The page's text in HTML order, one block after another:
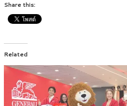
Share this:
Related